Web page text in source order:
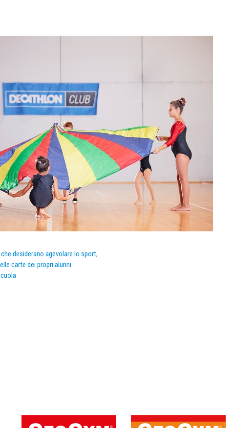
desiderano agevolare lo sport,
carte dei propri alunni